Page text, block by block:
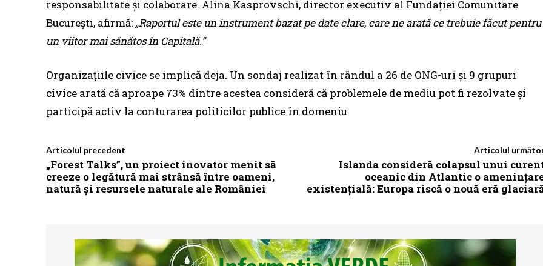
responsabilitate și colaborare. Alina Kasprovschi, director executiv al Fundației Comunitare
București, afirmă: „Raportul este un instrument bazat pe date clare, care ne arată ce trebuie făcut pentru
un viitor mai sănătos în Capitală.”
Organizațiile civice se implică deja. Un sondaj realizat în rândul a 26 de ONG-uri și 9 grupuri
civice arată că aproape 73% dintre acestea consideră că problemele de mediu pot fi rezolvate și
participă activ la conturarea politicilor publice în domeniu.
Articolul precedent
„Forest Talks”, un proiect inovator menit să
creeze o legătură mai strânsă între oameni,
natură și resursele naturale ale României
Articolul
Islanda consideră colapsul unui
oceanic din Atlantic o
existențială: Europa riscă o nouă eră